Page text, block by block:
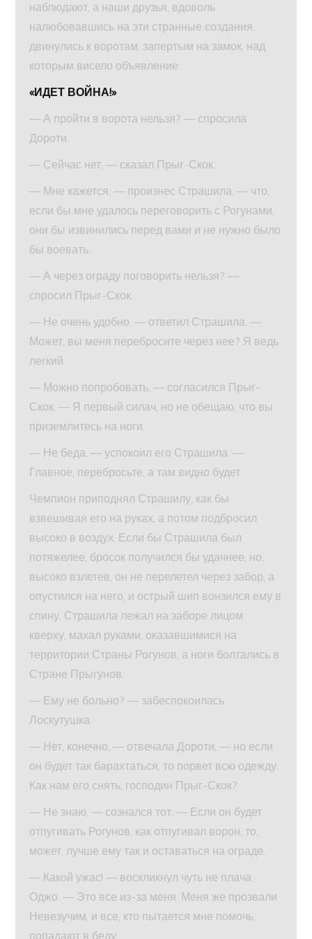
наблюдают, а наши друзья, вдоволь
налюбовавшись на эти странные создания,
двинулись к воротам, запертым на замок, над
которым висело объявление:
«ИДЕТ ВОЙНА!»
— А пройти в ворота нельзя? — спросила
Дороти.
— Сейчас нет, — сказал Прыг-Скок.
— Мне кажется, — произнес Страшила, — что,
если бы мне удалось переговорить с Рогунами,
они бы извинились перед вами и не нужно было
бы воевать.
— А через ограду поговорить нельзя? —
спросил Прыг-Скок.
— Не очень удобно, — ответил Страшила. —
Может, вы меня перебросите через нее? Я ведь
легкий.
— Можно попробовать, — согласился Прыг-
Скок. — Я первый силач, но не обещаю, что вы
приземлитесь на ноги.
— Не беда, — успокоил его Страшила. —
Главное, перебросьте, а там видно будет.
Чемпион приподнял Страшилу, как бы
взвешивая его на руках, а потом подбросил
высоко в воздух. Если бы Страшила был
потяжелее, бросок получился бы удачнее, но,
высоко взлетев, он не перелетел через забор, а
опустился на него, и острый шип вонзился ему в
спину. Страшила лежал на заборе лицом
кверху, махал руками, оказавшимися на
территории Страны Рогунов, а ноги болтались в
Стране Прыгунов.
— Ему не больно? — забеспокоилась
Лоскутушка.
— Нет, конечно, — отвечала Дороти, — но если
он будет так барахтаться, то порвет всю одежду.
Как нам его снять, господин Прыг-Скок?
— Не знаю, — сознался тот. — Если он будет
отпугивать Рогунов, как отпугивал ворон, то,
может, лучше ему так и оставаться на ограде.
— Какой ужас! — воскликнул чуть не плача
Оджо. — Это все из-за меня. Меня же прозвали
Невезучим, и все, кто пытается мне помочь,
попадают в беду.